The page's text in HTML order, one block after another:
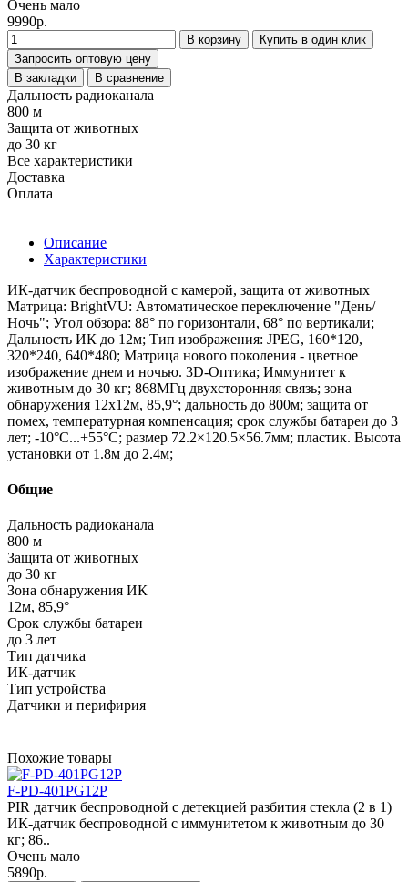
Очень мало
9990р.
В корзину
Купить в один клик
Запросить оптовую цену
В закладки
В сравнение
Дальность радиоканала
800 м
Защита от животных
до 30 кг
Все характеристики
Доставка
Оплата
Описание
Характеристики
ИК-датчик беспроводной с камерой, защита от животных
Матрица: BrightVU: Автоматическое переключение "День/
Ночь"; Угол обзора: 88° по горизонтали, 68° по вертикали;
Дальность ИК до 12м; Тип изображения: JPEG, 160*120,
320*240, 640*480; Матрица нового поколения - цветное
изображение днем и ночью. 3D-Оптика; Иммунитет к
животным до 30 кг; 868МГц двухсторонняя связь; зона
обнаружения 12х12м, 85,9°; дальность до 800м; защита от
помех, температурная компенсация; срок службы батареи до 3
лет; -10°C...+55°C; размер 72.2×120.5×56.7мм; пластик. Высота
установки от 1.8м до 2.4м;
Общие
Дальность радиоканала
800 м
Защита от животных
до 30 кг
Зона обнаружения ИК
12м, 85,9°
Срок службы батареи
до 3 лет
Тип датчика
ИК-датчик
Тип устройства
Датчики и перифирия
Похожие товары
F-PD-401PG12P
PIR датчик беспроводной с детекцией разбития стекла (2 в 1)
ИК-датчик беспроводной с иммунитетом к животным до 30
кг; 86..
Очень мало
5890р.